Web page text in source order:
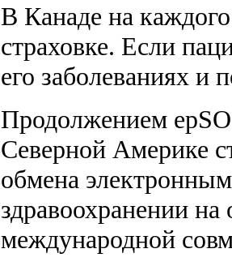
В Канаде на каждого
страховке. Если
его заболеваниях
Продолжением
Северной Америке
обмена
здравоохранении
международной